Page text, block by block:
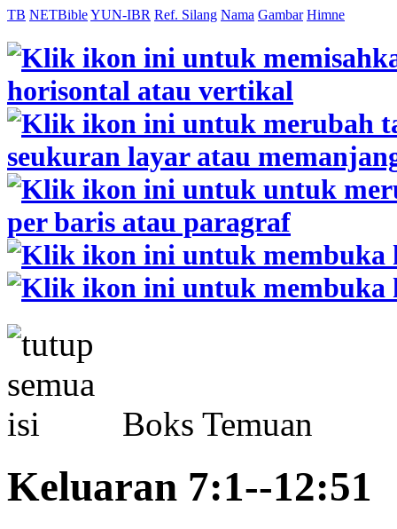
TB NETBibleYUN-IBR Ref. Silang Nama Gambar Himne
Boks Temuan
Keluaran 7:1--12:51